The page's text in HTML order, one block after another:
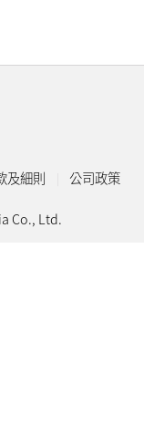
及細則 公司政策
Co., Ltd.